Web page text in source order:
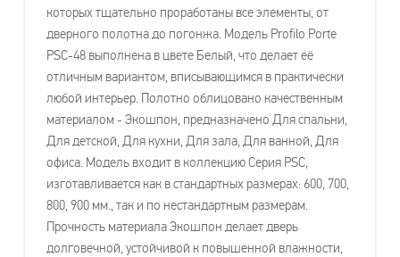
которых тщательно проработаны все элементы, от
дверного полотна до погонжа. Модель Profilo Porte
PSC-48 выполнена в цвете Белый, что делает её
отличным вариантом, вписывающимся в практически
любой интерьер. Полотно облицовано качественным
материалом - Экошпон, предназначено Для спальни,
Для детской, Для кухни, Для зала, Для ванной, Для
офиса. Модель входит в коллекцию Серия PSC,
изготавливается как в стандартных размерах: 600, 700,
800, 900 мм., так и по нестандартным размерам.
Прочность материала Экошпон делает дверь
долговечной, устойчивой к повышенной влажности,